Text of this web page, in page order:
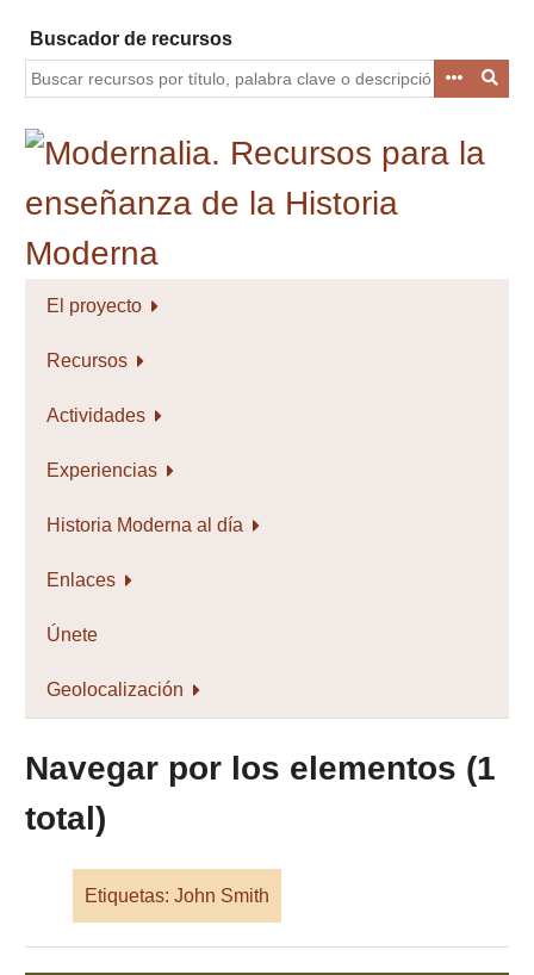
contenido
principal
Buscador de recursos
El proyecto
Recursos
Actividades
Experiencias
Historia Moderna al día
Enlaces
Únete
Geolocalización
Navegar por los elementos (1
total)
Etiquetas: John Smith